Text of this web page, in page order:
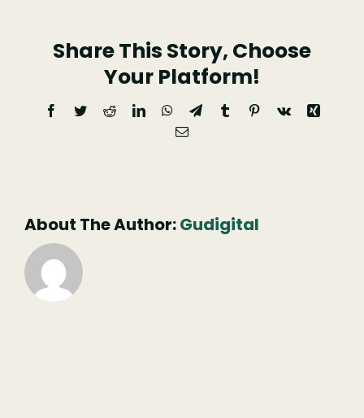
Share This Story, Choose
Your Platform!
Facebook
TwitterRedditLinkedInWhatsApp
TelegramTumblrPinterest
Vk
Xing
Email
About The Author:Gudigital